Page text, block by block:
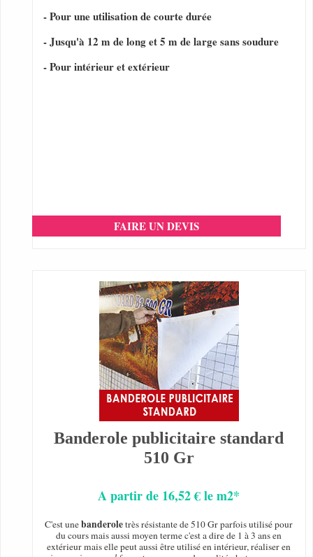
- Pour une utilisation de courte durée
- Jusqu'à 12 m de long et 5 m de large sans soudure
- Pour intérieur et extérieur
FAIRE UN DEVIS
Banderole publicitaire standard
510 Gr
A partir de 16,52 € le m2*
C'est unebanderoletrès résistante de 510 Gr parfois utilisé pour
du cours mais aussi moyen terme c'est a dire de 1 à 3 ans en
extérieur mais elle peut aussi être utilisé en intérieur, réaliser en